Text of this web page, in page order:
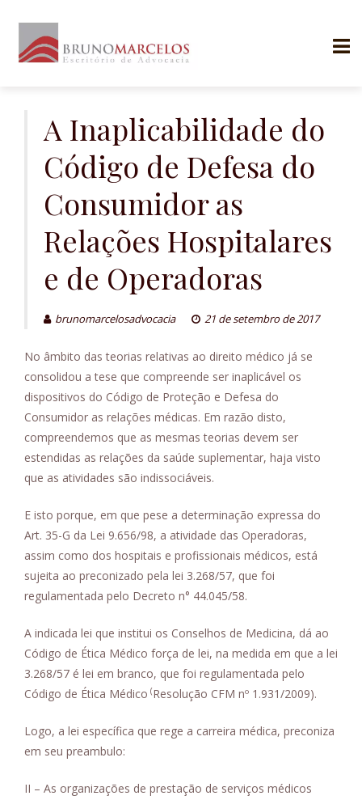
A Inaplicabilidade do
Código de Defesa do
Consumidor as
Relações Hospitalares
e de Operadoras
brunomarcelosadvocacia 21 de setembro de 2017
No âmbito das teorias relativas ao direito médico já se
consolidou a tese que compreende ser inaplicável os
dispositivos do Código de Proteção e Defesa do
Consumidor as relações médicas. Em razão disto,
compreendemos que as mesmas teorias devem ser
estendidas as relações da saúde suplementar, haja visto
que as atividades são indissociáveis.
E isto porque, em que pese a determinação expressa do
Art. 35-G da Lei 9.656/98, a atividade das Operadoras,
assim como dos hospitais e profissionais médicos, está
sujeita ao preconizado pela lei 3.268/57, que foi
regulamentada pelo Decreto n° 44.045/58.
A indicada lei que institui os Conselhos de Medicina, dá ao
Código de Ética Médico força de lei, na medida em que a lei
3.268/57 é lei em branco, que foi regulamentada pelo
Código de Ética Médico (Resolução CFM nº 1.931/2009).
Logo, a lei específica que rege a carreira médica, preconiza
em seu preambulo:
II – As organizações de prestação de serviços médicos